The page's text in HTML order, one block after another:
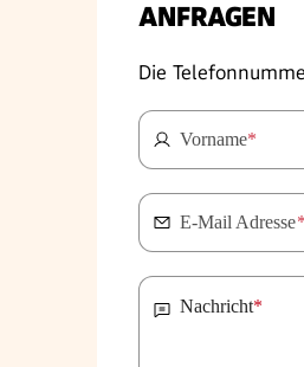
ANFRAGEN
Die
Vorname*
E-Mail Adresse*
Nachricht*